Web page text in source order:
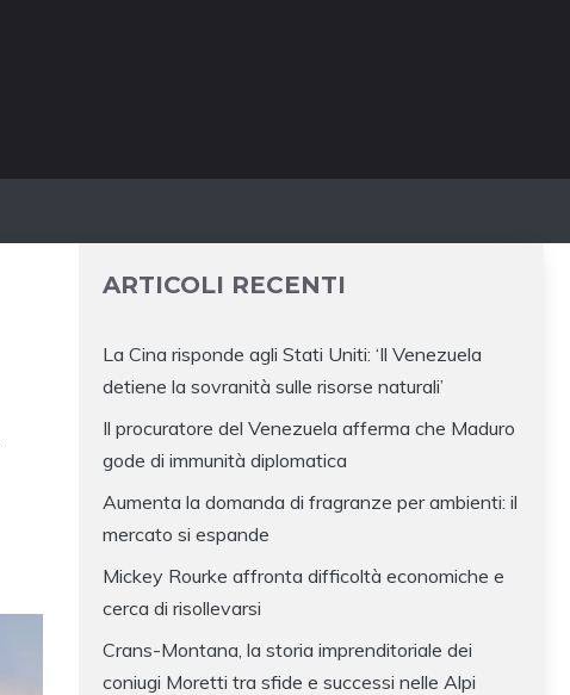
ARTICOLI RECENTI
La Cina risponde agli Stati Uniti: ‘Il Venezuela
detiene la sovranità sulle risorse naturali’
Il procuratore del Venezuela afferma che Maduro
gode di immunità diplomatica
Aumenta la domanda di fragranze per ambienti: il
mercato si espande
Mickey Rourke affronta difficoltà economiche e
cerca di risollevarsi
Crans-Montana, la storia imprenditoriale dei
coniugi Moretti tra sfide e successi nelle Alpi